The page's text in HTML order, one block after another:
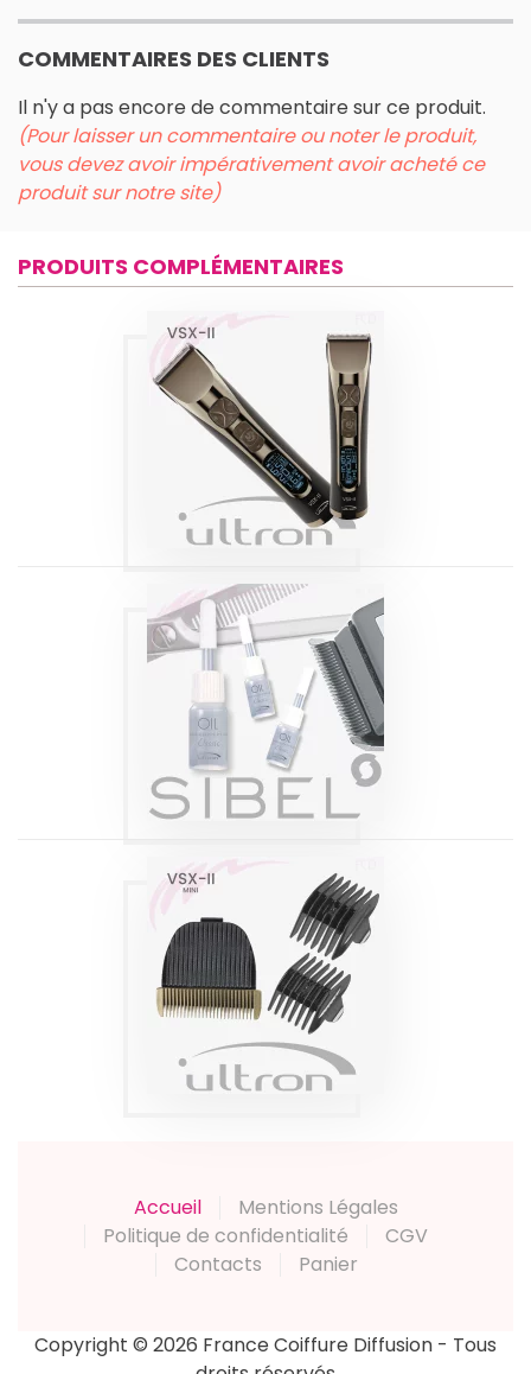
COMMENTAIRES DES CLIENTS
Il n'y a pas encore de commentaire sur ce produit.
(Pour laisser un commentaire ou noter le produit,
vous devez avoir impérativement avoir acheté ce
produit sur notre site)
PRODUITS COMPLÉMENTAIRES
TONDEUSES
NUSKA VSX II
Produits
HUILE POUR
CISEAUX ET
TONDEUSES
RATO X2 3,5ML
Produits
ACCESSOIRES
NUSKA VSX MINI
Produits
Accueil
Mentions Légales
Politique de confidentialité
CGV
Contacts
Panier
Copyright © 2026 France Coiffure Diffusion - Tous